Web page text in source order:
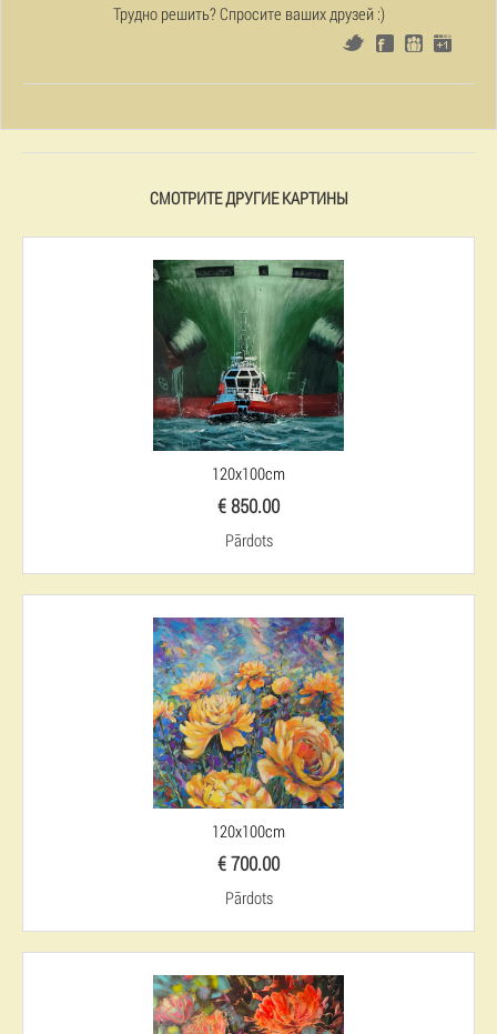
Трудно решить? Спросите ваших друзей :)
СМОТРИТЕ ДРУГИЕ КАРТИНЫ
120x100cm
€ 850.00
Pārdots
120x100cm
€ 700.00
Pārdots